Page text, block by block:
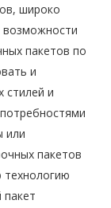
широко
возможности
пакетов по
и
стилей и
или
пакетов
технологию